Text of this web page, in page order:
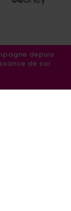
depuis
de soi